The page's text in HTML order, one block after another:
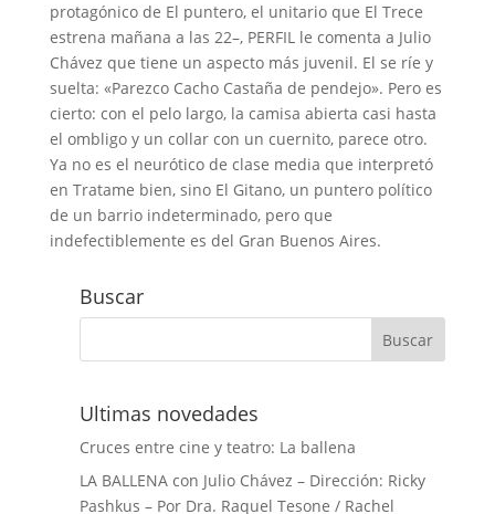
protagónico de El puntero, el unitario que El Trece
estrena mañana a las 22–, PERFIL le comenta a Julio
Chávez que tiene un aspecto más juvenil. El se ríe y
suelta: «Parezco Cacho Castaña de pendejo». Pero es
cierto: con el pelo largo, la camisa abierta casi hasta
el ombligo y un collar con un cuernito, parece otro.
Ya no es el neurótico de clase media que interpretó
en Tratame bien, sino El Gitano, un puntero político
de un barrio indeterminado, pero que
indefectiblemente es del Gran Buenos Aires.
Buscar
Ultimas novedades
Cruces entre cine y teatro: La ballena
LA BALLENA con Julio Chávez – Dirección: Ricky
Pashkus – Por Dra. Raquel Tesone / Rachel